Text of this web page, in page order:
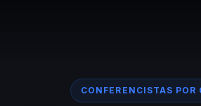
CONFERENCISTAS POR